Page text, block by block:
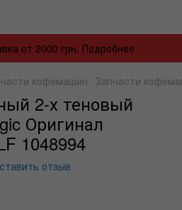
от 2000 грн. Подробнее
кофемашин Запчасти
2-х теновый
Оригинал
1048994
отзыв